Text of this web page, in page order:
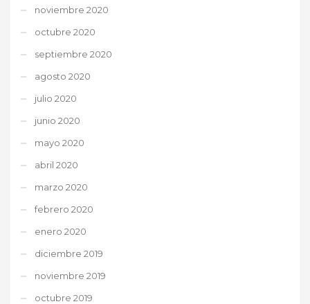
noviembre 2020
octubre 2020
septiembre 2020
agosto 2020
julio 2020
junio 2020
mayo 2020
abril 2020
marzo 2020
febrero 2020
enero 2020
diciembre 2019
noviembre 2019
octubre 2019